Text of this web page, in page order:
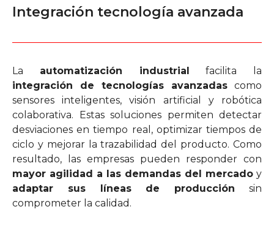
Integración tecnología avanzada
La automatización industrial facilita la
integración de tecnologías avanzadas como
sensores inteligentes, visión artificial y robótica
colaborativa. Estas soluciones permiten detectar
desviaciones en tiempo real, optimizar tiempos de
ciclo y mejorar la trazabilidad del producto. Como
resultado, las empresas pueden responder con
mayor agilidad a las demandas del mercado y
adaptar sus líneas de producción sin
comprometer la calidad.